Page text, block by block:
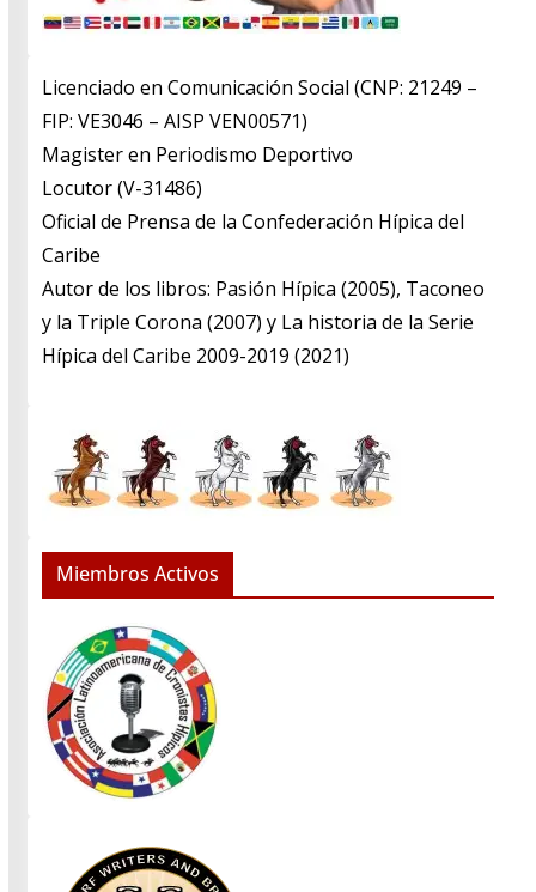
Licenciado en Comunicación Social (CNP: 21249 –
FIP: VE3046 – AISP VEN00571)
​Magister en Periodismo Deportivo
​Locutor (V-31486)
​Oficial de Prensa de la Confederación Hípica del
Caribe
​Autor de los libros: Pasión Hípica (2005), Taconeo
y la Triple Corona (2007) y La historia de la Serie
Hípica del Caribe 2009-2019 (2021)
Miembros Activos